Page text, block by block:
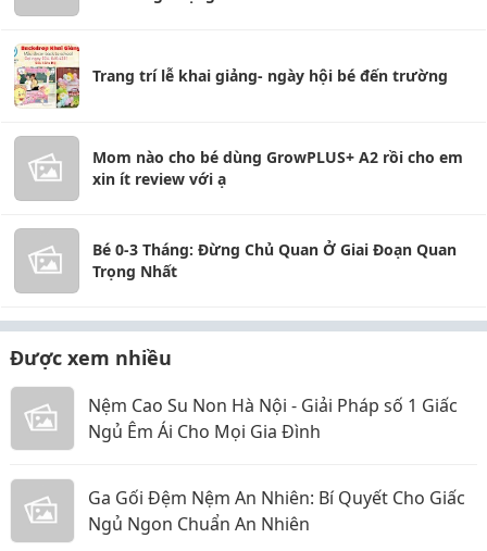
Trang trí lễ khai giảng- ngày hội bé đến trường
Mom nào cho bé dùng GrowPLUS+ A2 rồi cho em
xin ít review với ạ
Bé 0-3 Tháng: Đừng Chủ Quan Ở Giai Đoạn Quan
Trọng Nhất
Được xem nhiều
Nệm Cao Su Non Hà Nội - Giải Pháp số 1 Giấc
Ngủ Êm Ái Cho Mọi Gia Đình
Ga Gối Đệm Nệm An Nhiên: Bí Quyết Cho Giấc
Ngủ Ngon Chuẩn An Nhiên